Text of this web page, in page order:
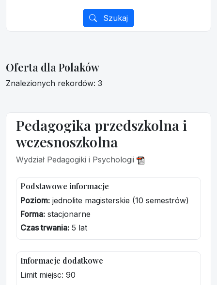
Szukaj
Oferta dla Polaków
Znalezionych rekordów: 3
Pedagogika przedszkolna i
wczesnoszkolna
Wydział Pedagogiki i Psychologii
Podstawowe informacje
Poziom: jednolite magisterskie (10 semestrów)
Forma: stacjonarne
Czas trwania: 5 lat
Informacje dodatkowe
Limit miejsc: 90